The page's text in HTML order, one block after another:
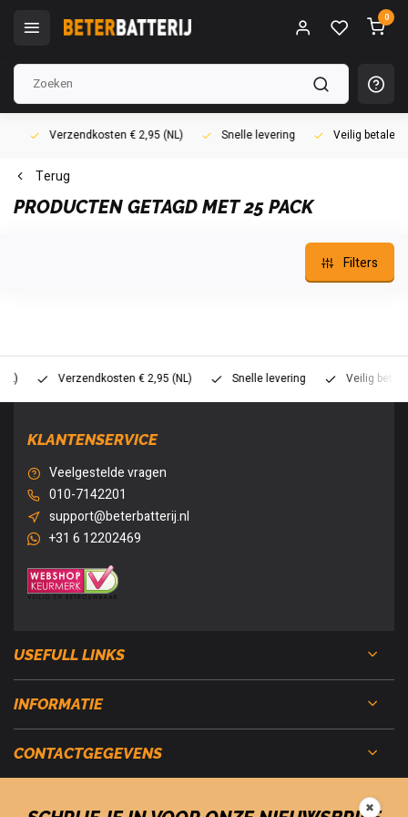
0
Verzendkosten € 2,95 (NL) Snelle levering Veilig betalen
Terug
PRODUCTEN GETAGD MET 25 PACK
Filters
Verzendkosten € 2,95 (NL) Snelle levering Veilig betalen
KLANTENSERVICE
Veelgestelde vragen
010-7142201
support@beterbatterij.nl
+31 6 12202469
USEFULL LINKS
INFORMATIE
CONTACTGEGEVENS
✖